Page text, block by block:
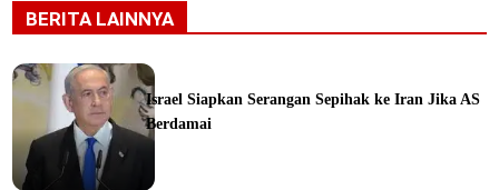
BERITA LAINNYA
Israel Siapkan Serangan Sepihak ke Iran Jika AS
Berdamai